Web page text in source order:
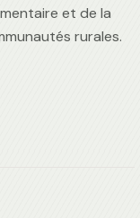
et de la
rurales.